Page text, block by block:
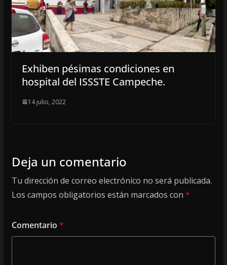
Exhiben pésimas condiciones en
hospital del ISSSTE Campeche.
14 julio, 2022
Deja un comentario
Tu dirección de correo electrónico no será publicada.
Los campos obligatorios están marcados con *
Comentario *